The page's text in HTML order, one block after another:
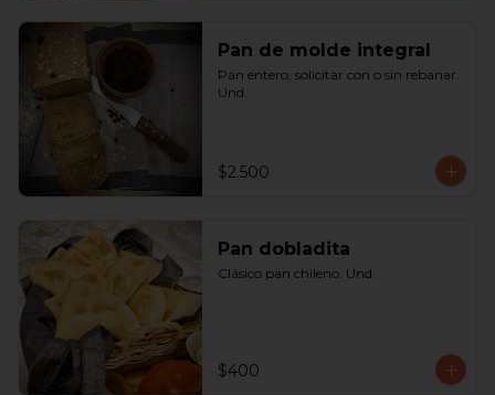
Pan de molde integral
Pan entero, solicitar con o sin rebanar.
Und.
$2.500
Pan dobladita
Clásico pan chileno. Und.
$400